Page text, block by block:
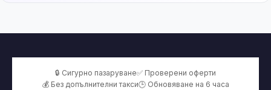
🔒 Сигурно пазаруване✅ Проверени оферти
💰 Без допълнителни такси🕒 Обновяване на 6 часа